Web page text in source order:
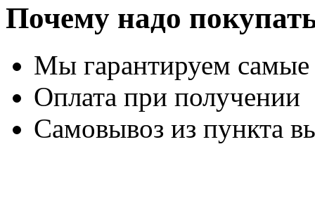
Почему надо
Мы гарантируем
Оплата при получении
Самовывоз из пункта